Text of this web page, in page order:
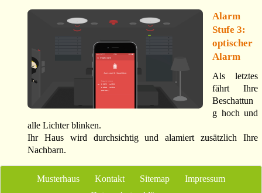
Alarm
Stufe 3:
optischer
Alarm
Als letztes
fährt Ihre
Beschattun
g hoch und
alle Lichter blinken.
Ihr Haus wird durchsichtig und alamiert zusätzlich Ihre
Nachbarn.
Musterhaus Kontakt Sitemap
Impressum